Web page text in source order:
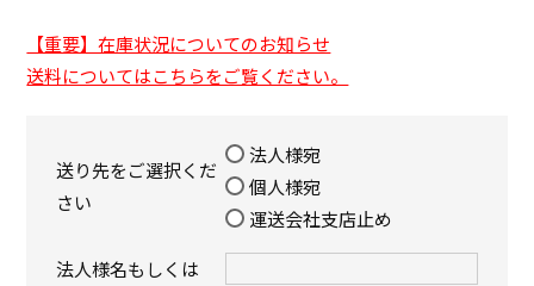
【重要】在庫状況についてのお知らせ
送料についてはこちらをご覧ください。
送り先をご選択くだ
さい
法人様宛
個人様宛
運送会社支店止め
法人様名もしくは